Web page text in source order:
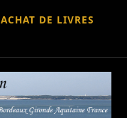
ACHAT DE LIVRES